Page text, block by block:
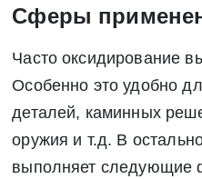
Сферы
Часто оксидирование
Особенно это удобно
деталей, каминных
оружия и т.д. В
выполняет следующие